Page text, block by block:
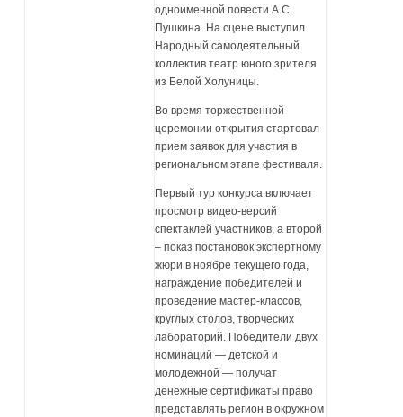
одноименной повести А.С.
Пушкина. На сцене выступил
Народный самодеятельный
коллектив театр юного зрителя
из Белой Холуницы.
Во время торжественной
церемонии открытия стартовал
прием заявок для участия в
региональном этапе фестиваля.
Первый тур конкурса включает
просмотр видео-версий
спектаклей участников, а второй
– показ постановок экспертному
жюри в ноябре текущего года,
награждение победителей и
проведение мастер-классов,
круглых столов, творческих
лабораторий. Победители двух
номинаций — детской и
молодежной — получат
денежные сертификаты право
представлять регион в окружном